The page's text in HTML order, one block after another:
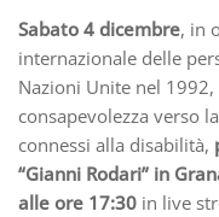
Sabato 4 dicembre, in
internazionale delle
Nazioni Unite nel
consapevolezza verso
connessi alla disabilità,
“Gianni Rodari” in
alle ore 17:30 in live